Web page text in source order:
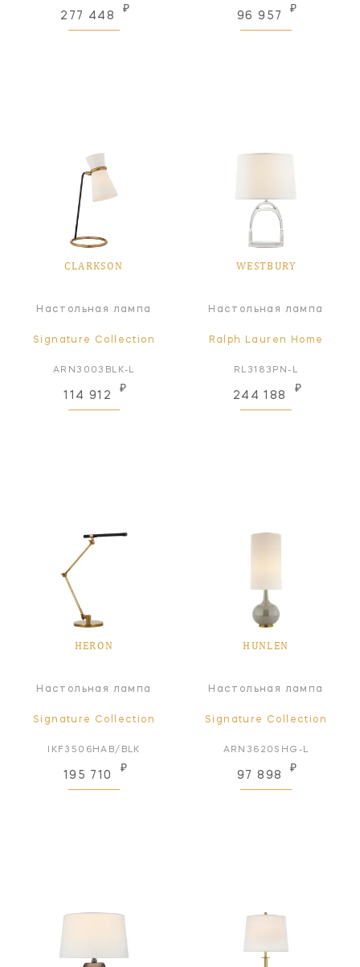
277 448
₽
96 957
₽
CLARKSON
Настольная лампа
Signature Collection
ARN3003BLK-L
114 912
₽
WESTBURY
Настольная лампа
Ralph Lauren Home
RL3183PN-L
244 188
₽
HERON
Настольная лампа
Signature Collection
IKF3506HAB/BLK
195 710
₽
HUNLEN
Настольная лампа
Signature Collection
ARN3620SHG-L
97 898
₽